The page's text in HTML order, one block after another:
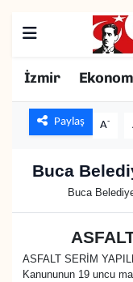
İzmir
Paylaş A-
Buca
Buca
ASFALT SERİM
Kanununun 19 uncu
BİLİM
EĞİTİM
KÜLTÜR SANAT
Konak Hava
Süper Lig Puan
Son Dakika